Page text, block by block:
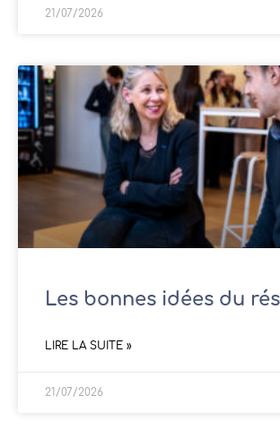
21/07/2026
Les bonnes idées du
LIRE LA SUITE »
21/07/2026